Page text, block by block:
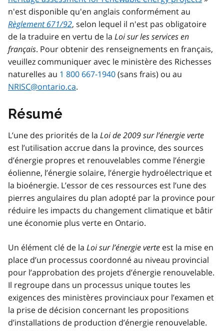
n'est disponible qu'en anglais conformément au
Règlement 671/92, selon lequel il n'est pas obligatoire
de la traduire en vertu de la Loi sur les services en
français. Pour obtenir des renseignements en français,
veuillez communiquer avec le ministère des Richesses
naturelles au 1 800 667-1940(sans frais) ou au
NRISC@ontario.ca.
Résumé
L’une des priorités de la Loi de 2009 sur l’énergie verte
est l’utilisation accrue dans la province, des sources
d’énergie propres et renouvelables comme l’énergie
éolienne, l’énergie solaire, l’énergie hydroélectrique et
la bioénergie. L’essor de ces ressources est l’une des
pierres angulaires du plan adopté par la province pour
réduire les impacts du changement climatique et bâtir
une économie plus verte en Ontario.
Un élément clé de la Loi sur l’énergie verte est la mise en
place d’un processus coordonné au niveau provincial
pour l’approbation des projets d’énergie renouvelable.
Il regroupe dans un processus unique toutes les
exigences des ministères provinciaux pour l’examen et
la prise de décision concernant les propositions
d’installations de production d’énergie renouvelable.